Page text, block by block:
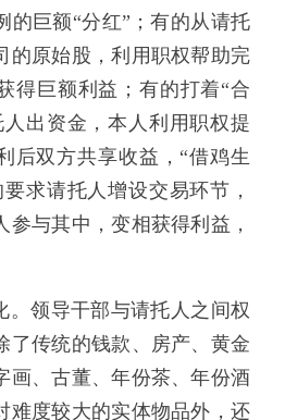
的巨额“分红”；有的从请托
的原始股，利用职权帮助完
得巨额利益；有的打着“合
出资金，本人利用职权提
后双方共享收益，“借鸡生
求请托人增设交易环节，
参与其中，变相获得利益，
。领导干部与请托人之间权
了传统的钱款、房产、黄金
画、古董、年份茶、年份酒
难度较大的实体物品外，还